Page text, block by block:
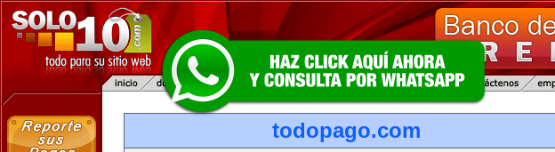
todopago.com